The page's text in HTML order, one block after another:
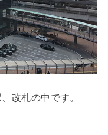
改札の中です。